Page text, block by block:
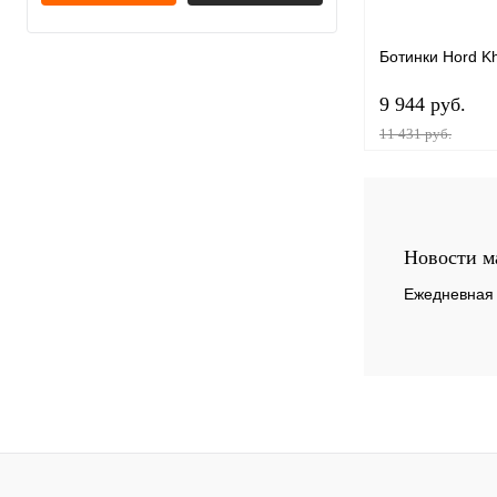
Ботинки Hord
9 944 руб.
11 431 руб.
Купить в 1
В избранное
Новости
Ежедневная